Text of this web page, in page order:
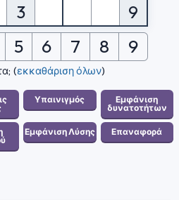
3 9
5 6 7 8 9
(εκκαθάριση όλων)